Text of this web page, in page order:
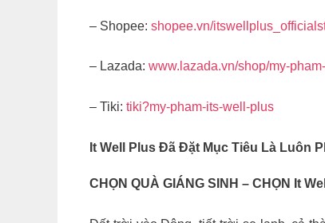
– Shopee: shopee.vn/
– Lazada: www.lazada.vn/shop/my-
– Tiki: tiki?my-pham-its-well-plus
It Well Plus Đã Đặt Mục Tiêu Là Luôn
CHỌN QUÀ GIÁNG SINH – CHỌN It